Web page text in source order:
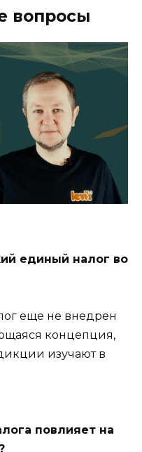
вопросы
единый налог во
еще не внедрен
концепция,
изучают в
повлияет на